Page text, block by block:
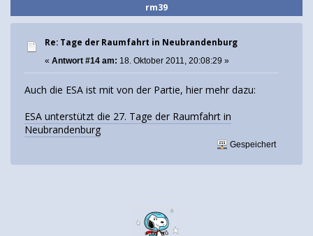
rm39
Re: Tage der Raumfahrt in Neubrandenburg
« Antwort #14 am: 18. Oktober 2011, 20:08:29 »
Auch die ESA ist mit von der Partie, hier mehr dazu:
ESA unterstützt die 27. Tage der Raumfahrt in
Neubrandenburg
Gespeichert